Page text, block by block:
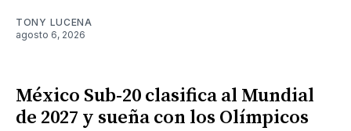
TONY LUCENA
agosto 6, 2026
México Sub-20 clasifica al Mundial
de 2027 y sueña con los Olímpicos